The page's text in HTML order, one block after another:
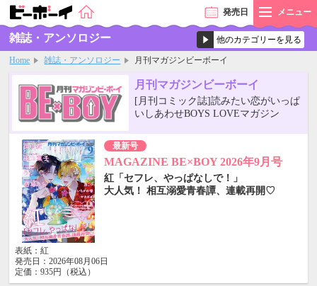
発売日 メニュー
雑誌・アンソロジー
Home 雑誌・アンソロジー 月刊マガジンビーボーイ
月刊マガジン ビーボーイ
[月刊コミック誌]読みたい恋がいっぱ
いしあわせBOYS LOVEマガジン
最新号
MAGAZINE BE×BOY 2026年9月号
紅「セフレ、やっぱなしで！」
大人気！ 相互溺愛青春譚、連載再開♡
表紙：紅
発売日：2026年08月06日
定価：935円（税込）